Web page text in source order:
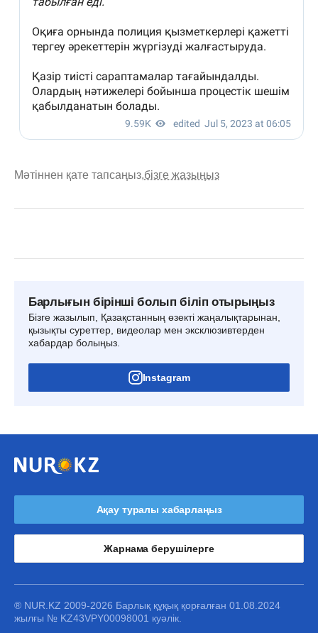
Мәтіннен қате тапсаңыз,бізге жазыңыз
Барлығын бірінші болып біліп отырыңыз
Бізге жазылып, Қазақстанның өзекті жаңалықтарынан,
қызықты суреттер, видеолар мен эксклюзивтерден
хабардар болыңыз.
Instagram
Ақау туралы хабарлаңыз
Жарнама берушілерге
® NUR.KZ 2009-2026 Барлық құқық қорғалған 01.08.2024
жылғы № KZ43VPY00098001 куәлік.